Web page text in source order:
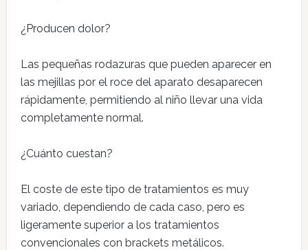
¿Producen dolor?
Las pequeñas rodazuras que pueden aparecer en
las mejillas por el roce del aparato desaparecen
rápidamente, permitiendo al niño llevar una vida
completamente normal.
¿Cuánto cuestan?
El coste de este tipo de tratamientos es muy
variado, dependiendo de cada caso, pero es
ligeramente superior a los tratamientos
convencionales con brackets metálicos.